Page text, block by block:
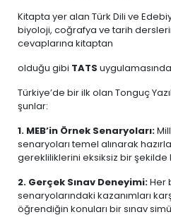
Kitapta yer alan Türk Dili ve
biyoloji, coğrafya ve tarih
cevaplarına kitaptan
olduğu gibi TATS
Türkiye’de bir ilk olan Tonguç
şunlar:
1. MEB’in Örnek Senaryoları:
senaryoları temel alınarak
gerekliliklerini eksiksiz bir şekilde
2. Gerçek Sınav Deneyimi:Her
senaryolarındaki kazanımları
öğrendiğin konuları bir sınav